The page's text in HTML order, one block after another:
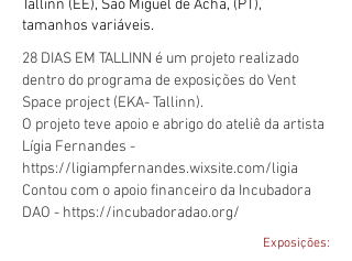
Tallinn (EE), São Miguel de Acha, (PT),
tamanhos variáveis.
28 DIAS EM TALLINN é um projeto realizado
dentro do programa de exposições do Vent
Space project (EKA- Tallinn).
O projeto teve apoio e abrigo do ateliê da artista
Lígia Fernandes -
https://ligiampfernandes.wixsite.com/ligia
Contou com o apoio financeiro da Incubadora
DAO - https://incubadoradao.org/
Exposições: